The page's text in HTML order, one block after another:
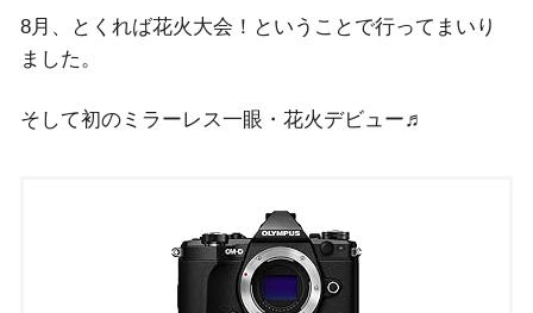
8月、とくれば花火大会！ということで行ってまいり
ました。
そして初のミラーレス一眼・花火デビュー♬